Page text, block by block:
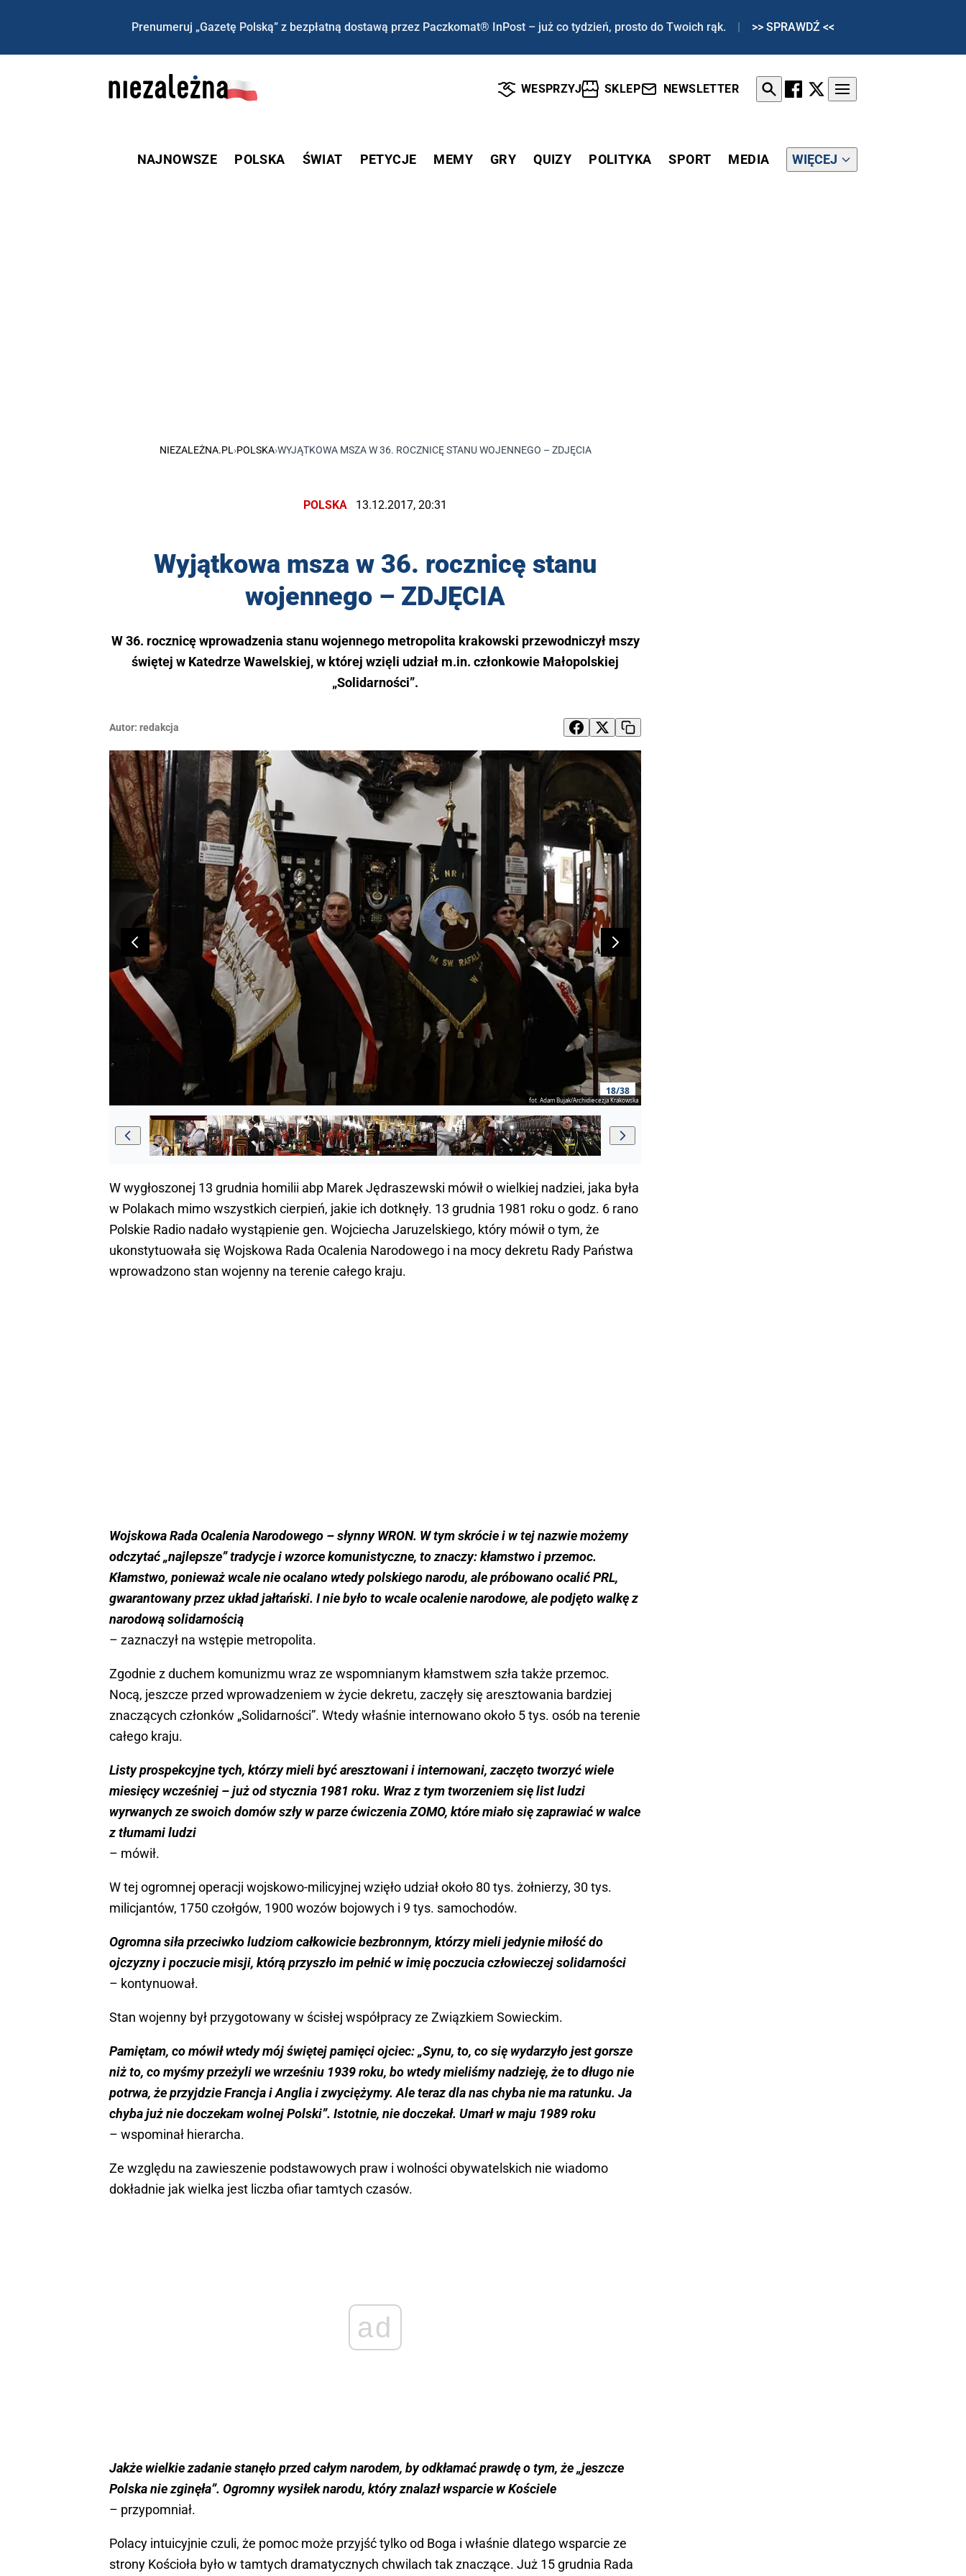
Prenumeruj „Gazetę Polską” z bezpłatną dostawą przez Paczkomat® InPost – już co tydzień, prosto do Twoich rąk. | >> SPRAWDŹ <<
WESPRZYJ SKLEP NEWSLETTER
NAJNOWSZE POLSKA ŚWIAT PETYCJE MEMY GRY QUIZY POLITYKA SPORT MEDIA WIĘCEJ
NIEZALEŻNA.PL ›POLSKA›WYJĄTKOWA MSZA W 36. ROCZNICĘ STANU WOJENNEGO – ZDJĘCIA
POLSKA 13.12.2017, 20:31
Wyjątkowa msza w 36. rocznicę stanu
wojennego – ZDJĘCIA
W 36. rocznicę wprowadzenia stanu wojennego metropolita krakowski przewodniczył mszy
świętej w Katedrze Wawelskiej, w której wzięli udział m.in. członkowie Małopolskiej
„Solidarności”.
Autor: redakcja
18/38
fot. Adam Bujak/Archidiecezja Krakowska
W wygłoszonej 13 grudnia homilii abp Marek Jędraszewski mówił o wielkiej nadziei, jaka była
w Polakach mimo wszystkich cierpień, jakie ich dotknęły. 13 grudnia 1981 roku o godz. 6 rano
Polskie Radio nadało wystąpienie gen. Wojciecha Jaruzelskiego, który mówił o tym, że
ukonstytuowała się Wojskowa Rada Ocalenia Narodowego i na mocy dekretu Rady Państwa
wprowadzono stan wojenny na terenie całego kraju.
Wojskowa Rada Ocalenia Narodowego – słynny WRON. W tym skrócie i w tej nazwie możemy
odczytać „najlepsze” tradycje i wzorce komunistyczne, to znaczy: kłamstwo i przemoc.
Kłamstwo, ponieważ wcale nie ocalano wtedy polskiego narodu, ale próbowano ocalić PRL,
gwarantowany przez układ jałtański. I nie było to wcale ocalenie narodowe, ale podjęto walkę z
narodową solidarnością
– zaznaczył na wstępie metropolita.
Zgodnie z duchem komunizmu wraz ze wspomnianym kłamstwem szła także przemoc.
Nocą, jeszcze przed wprowadzeniem w życie dekretu, zaczęły się aresztowania bardziej
znaczących członków „Solidarności”. Wtedy właśnie internowano około 5 tys. osób na terenie
całego kraju.
Listy prospekcyjne tych, którzy mieli być aresztowani i internowani, zaczęto tworzyć wiele
miesięcy wcześniej – już od stycznia 1981 roku. Wraz z tym tworzeniem się list ludzi
wyrwanych ze swoich domów szły w parze ćwiczenia ZOMO, które miało się zaprawiać w walce
z tłumami ludzi
– mówił.
W tej ogromnej operacji wojskowo-milicyjnej wzięło udział około 80 tys. żołnierzy, 30 tys.
milicjantów, 1750 czołgów, 1900 wozów bojowych i 9 tys. samochodów.
Ogromna siła przeciwko ludziom całkowicie bezbronnym, którzy mieli jedynie miłość do
ojczyzny i poczucie misji, którą przyszło im pełnić w imię poczucia człowieczej solidarności
– kontynuował.
Stan wojenny był przygotowany w ścisłej współpracy ze Związkiem Sowieckim.
Pamiętam, co mówił wtedy mój świętej pamięci ojciec: „Synu, to, co się wydarzyło jest gorsze
niż to, co myśmy przeżyli we wrześniu 1939 roku, bo wtedy mieliśmy nadzieję, że to długo nie
potrwa, że przyjdzie Francja i Anglia i zwyciężymy. Ale teraz dla nas chyba nie ma ratunku. Ja
chyba już nie doczekam wolnej Polski”. Istotnie, nie doczekał. Umarł w maju 1989 roku
– wspominał hierarcha.
Ze względu na zawieszenie podstawowych praw i wolności obywatelskich nie wiadomo
dokładnie jak wielka jest liczba ofiar tamtych czasów.
ad
Jakże wielkie zadanie stanęło przed całym narodem, by odkłamać prawdę o tym, że „jeszcze
Polska nie zginęła”. Ogromny wysiłek narodu, który znalazł wsparcie w Kościele
– przypomniał.
Polacy intuicyjnie czuli, że pomoc może przyjść tylko od Boga i właśnie dlatego wsparcie ze
strony Kościoła było w tamtych dramatycznych chwilach tak znaczące. Już 15 grudnia Rada